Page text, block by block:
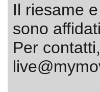
Il riesame
sono
Per